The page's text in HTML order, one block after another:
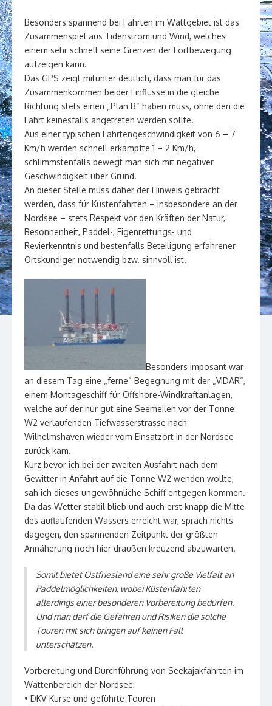
Besonders spannend bei Fahrten im Wattgebiet ist das
Zusammenspiel aus Tidenstrom und Wind, welches
einem sehr schnell seine Grenzen der Fortbewegung
aufzeigen kann.
Das GPS zeigt mitunter deutlich, dass man für das
Zusammenkommen beider Einflüsse in die gleiche
Richtung stets einen „Plan B“ haben muss, ohne den die
Fahrt keinesfalls angetreten werden sollte.
Aus einer typischen Fahrtengeschwindigkeit von 6 – 7
Km/h werden schnell erkämpfte 1 – 2 Km/h,
schlimmstenfalls bewegt man sich mit negativer
Geschwindigkeit über Grund.
An dieser Stelle muss daher der Hinweis gebracht
werden, dass für Küstenfahrten – insbesondere an der
Nordsee – stets Respekt vor den Kräften der Natur,
Besonnenheit, Paddel-, Eigenrettungs- und
Revierkenntnis und bestenfalls Beteiligung erfahrener
Ortskundiger notwendig bzw. sinnvoll ist.
Besonders imposant war
an diesem Tag eine „ferne“ Begegnung mit der „VIDAR“,
einem Montageschiff für Offshore-Windkraftanlagen,
welche auf der nur gut eine Seemeilen vor der Tonne
W2 verlaufenden Tiefwasserstrasse nach
Wilhelmshaven wieder vom Einsatzort in der Nordsee
zurück kam.
Kurz bevor ich bei der zweiten Ausfahrt nach dem
Gewitter in Anfahrt auf die Tonne W2 wenden wollte,
sah ich dieses ungewöhnliche Schiff entgegen kommen.
Da das Wetter stabil blieb und auch erst knapp die Mitte
des auflaufenden Wassers erreicht war, sprach nichts
dagegen, den spannenden Zeitpunkt der größten
Annäherung noch hier draußen kreuzend abzuwarten.
Somit bietet Ostfriesland eine sehr große Vielfalt an
Paddelmöglichkeiten, wobei Küstenfahrten
allerdings einer besonderen Vorbereitung bedürfen.
Und man darf die Gefahren und Risiken die solche
Touren mit sich bringen auf keinen Fall
unterschätzen.
Vorbereitung und Durchführung von Seekajakfahrten im
Wattenbereich der Nordsee:
• DKV-Kurse und geführte Touren